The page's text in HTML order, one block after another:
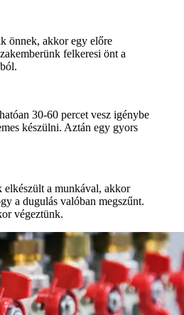
önnek, akkor egy előre
felkeresi önt a
30-60 percet vesz igénybe
készülni. Aztán egy gyors
elkészült a munkával, akkor
a dugulás valóban megszűnt.
végeztünk.